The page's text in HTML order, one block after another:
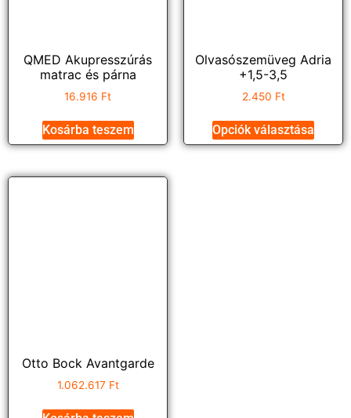
QMED Akupresszúrás
matrac és párna
16.916 Ft
Kosárba teszem
Olvasószemüveg Adria
+1,5-3,5
2.450 Ft
Opciók választása
Otto Bock Avantgarde
1.062.617 Ft